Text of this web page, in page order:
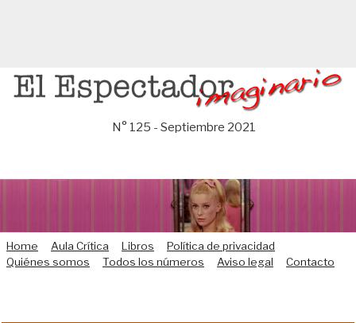
Saltar
N° 125 - Septiembre 2021
Home Aula Crítica Libros
Política de privacidad
Quiénes somos
Todos los números Aviso legal Contacto